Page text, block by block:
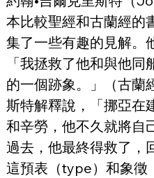
本比較聖經和古蘭經的
集了一些有趣的見解。
「我拯救了他和與他
的一個跡象。」（古蘭
斯特解釋說，「挪亞在
和辛勞，他不久就將自
過去，他最終得救了，
這預表（type）和象